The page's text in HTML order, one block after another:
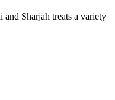
Sharjah treats a variety